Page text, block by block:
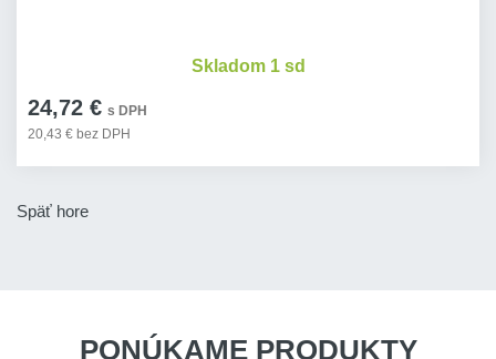
24,72 € s DPH
20,43 € bez DPH
Skladom 1 sd
Späť hore
PONÚKAME PRODUKTY